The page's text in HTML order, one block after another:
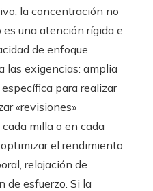
la concentración no
una atención rígida e
de enfoque
las exigencias: amplia
para realizar
«revisiones»
milla o en cada
el rendimiento:
relajación de
de esfuerzo. Si la